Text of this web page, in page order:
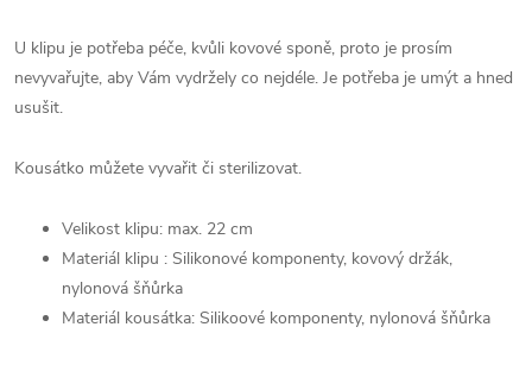
U klipu je potřeba péče, kvůli kovové sponě, proto je prosím
nevyvařujte, aby Vám vydržely co nejdéle. Je potřeba je umýt a hned
usušit.
Kousátko můžete vyvařit či sterilizovat.
Velikost klipu: max. 22 cm
Materiál klipu : Silikonové komponenty, kovový držák,
nylonová šňůrka
Materiál kousátka: Silikoové komponenty, nylonová šňůrka